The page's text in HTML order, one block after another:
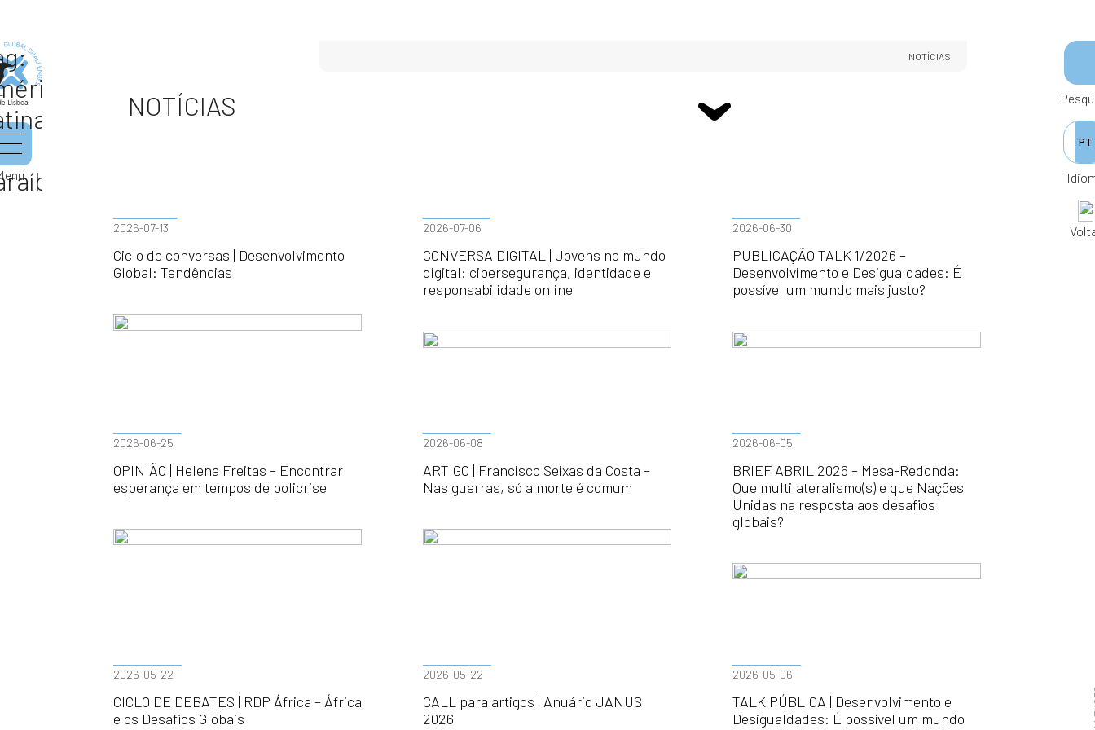
NOTÍCIAS
NOTÍCIAS
2026-07-13
Ciclo de conversas | Desenvolvimento
Global: Tendências
2026-07-06
CONVERSA DIGITAL | Jovens no mundo
digital: cibersegurança, identidade e
responsabilidade online
2026-06-30
PUBLICAÇÃO TALK 1/2026 –
Desenvolvimento e Desigualdades: É
possível um mundo mais justo?
2026-06-25
OPINIÃO | Helena Freitas – Encontrar
esperança em tempos de policrise
2026-06-08
ARTIGO | Francisco Seixas da Costa –
Nas guerras, só a morte é comum
2026-06-05
BRIEF ABRIL 2026 – Mesa-Redonda:
Que multilateralismo(s) e que Nações
Unidas na resposta aos desafios
globais?
2026-05-22
CICLO DE DEBATES | RDP África – África
e os Desafios Globais
2026-05-22
CALL para artigos | Anuário JANUS
2026
2026-05-06
TALK PÚBLICA | Desenvolvimento e
Desigualdades: É possível um mundo
PT